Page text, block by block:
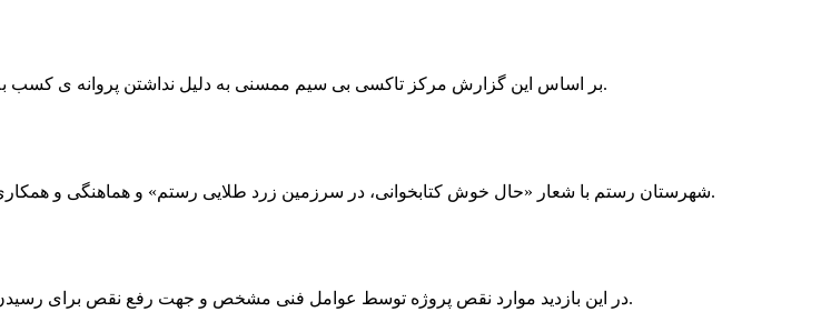
بر اساس این گزارش مرکز تاکسی بی سیم ممسنی به دلیل نداشتن پروانه ی کسب به استناد ماده ی ۲۷ و ۲۸ قانون نظام صنفی با دستور مقام قضایی تا اطلاع ثانوی پلمپ گردید.
شهرستان رستم با شعار «حال خوش کتابخوانی، در سرزمین زرد طلایی رستم» و هماهنگی و همکاری همه دستگاه های فرهنگی و مردم آمادگی خود را برای نامزدی پایخت کتاب ایران اعلام کرد.
در این بازدید موارد نقص پروژه توسط عوامل فنی مشخص و جهت رفع نقص برای رسیدن به مرحله تجهیز کتابخانه به مهران ضرغامی واگذار گردید که در اسرع وقت کار تحویل گردد.